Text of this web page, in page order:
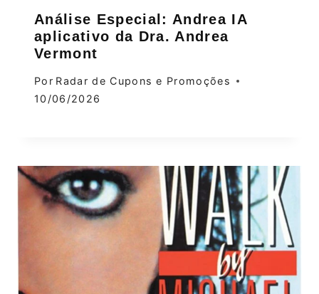
Análise Especial: Andrea IA
aplicativo da Dra. Andrea
Vermont
Por Radar de Cupons e Promoções
10/06/2026